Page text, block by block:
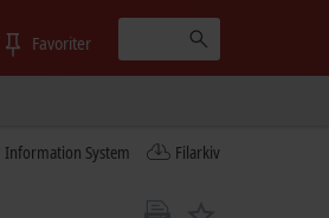
Favoriter
Information System Filarkiv